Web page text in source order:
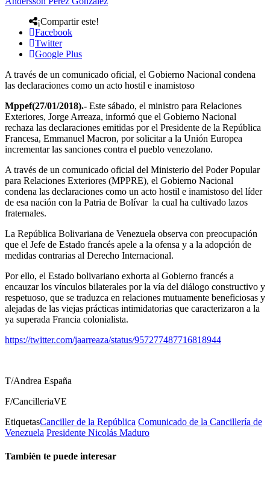
¡Compartir este!
Facebook
Twitter
Google Plus
A través de un comunicado oficial, el Gobierno Nacional condena
las declaraciones como un acto hostil e inamistoso
Mppef(27/01/2018).- Este sábado, el ministro para Relaciones
Exteriores, Jorge Arreaza, informó que el Gobierno Nacional
rechaza las declaraciones emitidas por el Presidente de la República
Francesa, Emmanuel Macron, por solicitar a la Unión Europea
incrementar las sanciones contra el pueblo venezolano.
A través de un comunicado oficial del Ministerio del Poder Popular
para Relaciones Exteriores (MPPRE), el Gobierno Nacional
condena las declaraciones como un acto hostil e inamistoso del líder
de esa nación con la Patria de Bolívar la cual ha cultivado lazos
fraternales.
La República Bolivariana de Venezuela observa con preocupación
que el Jefe de Estado francés apele a la ofensa y a la adopción de
medidas contrarias al Derecho Internacional.
Por ello, el Estado bolivariano exhorta al Gobierno francés a
encauzar los vínculos bilaterales por la vía del diálogo constructivo y
respetuoso, que se traduzca en relaciones mutuamente beneficiosas y
alejadas de las viejas prácticas intimidatorias que caracterizaron a la
ya superada Francia colonialista.
https://twitter.com/jaarreaza/status/957277487716818944
T/Andrea España
F/CancilleriaVE
EtiquetasCanciller de la República Comunicado de la Cancillería de
Venezuela Presidente Nicolás Maduro
También te puede interesar